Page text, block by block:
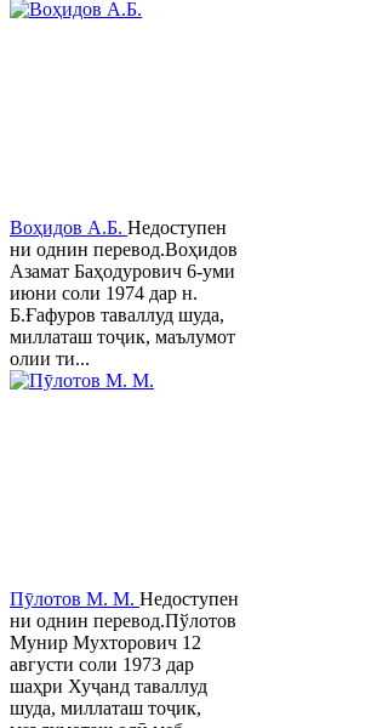
Воҳидов А.Б. Недоступен
ни однин перевод.Воҳидов
Азамат Баҳодурович 6-уми
июни соли 1974 дар н.
Б.Ғафуров таваллуд шуда,
миллаташ тоҷик, маълумот
олии ти...
Пӯлотов М. М. Недоступен
ни однин перевод.Пўлотов
Мунир Мухторович 12
августи соли 1973 дар
шаҳри Хуҷанд таваллуд
шуда, миллаташ тоҷик,